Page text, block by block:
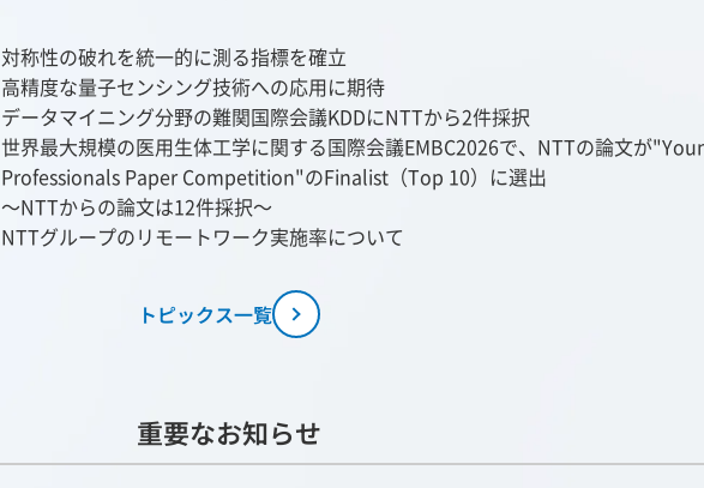
対称性の破れを統一的に測る指標を確立
高精度な量子センシング技術への応用に期待
データマイニング分野の難関国際会議KDDにNTTから2件採択
世界最大規模の医用生体工学に関する国際会議EMBC2026で、NTTの論文が
Professionals Paper Competition"のFinalist（Top 10）に選出
～NTTからの論文は12件採択～
NTTグループのリモートワーク実施率について
トピックス一覧
重要なお知らせ